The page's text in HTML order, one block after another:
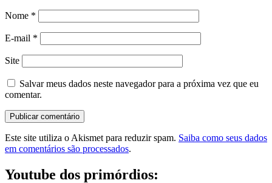
Nome *
E-mail *
Site
Salvar meus dados neste navegador para a próxima vez que eu
comentar.
Este site utiliza o Akismet para reduzir spam. Saiba como seus dados
em comentários são processados.
Youtube dos primórdios: